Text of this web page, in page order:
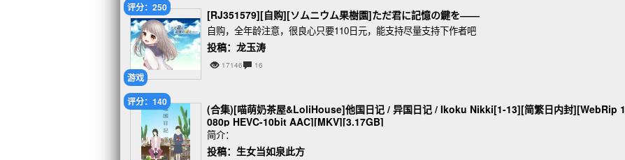
游戏
评分：250
[RJ351579][自购][ソムニウム果樹園]ただ君に記憶の鍵を――
自购，全年龄注意，很良心只要110日元，能支持尽量支持下作者吧
投稿：龙玉涛
17146 16
评分：140
(合集)[喵萌奶茶屋&LoliHouse]他国日记 / 异国日记 / Ikoku Nikki[1-13][简繁日内封][WebRip 1
080p HEVC-10bit AAC][MKV][3.17GB]
简介：
投稿：生女当如泉此方